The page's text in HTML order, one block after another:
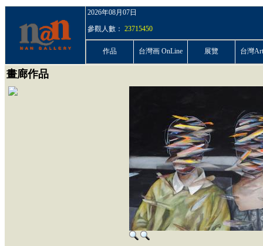
2026年08月07日
參觀人數： 23715450
作品 台灣画 OnLine 展覽 台灣
畫廊作品